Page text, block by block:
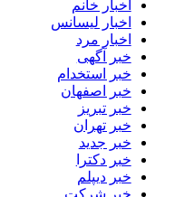
اخبار خانم
اخبار لیسانس
اخبار مرد
خبر آگهی
خبر استخدام
خبر اصفهان
خبر تبریز
خبر تهران
خبر جدید
خبر دکترا
خبر دیپلم